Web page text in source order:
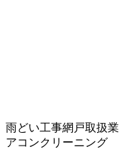
雨どい工事網戸取扱業
アコンクリーニング